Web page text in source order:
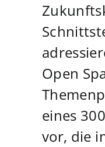
Open
eines
vor, die